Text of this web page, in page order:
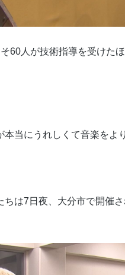
60人が技術指導を受けた
本当にうれしくて音楽を
ちは7日夜、大分市で開催